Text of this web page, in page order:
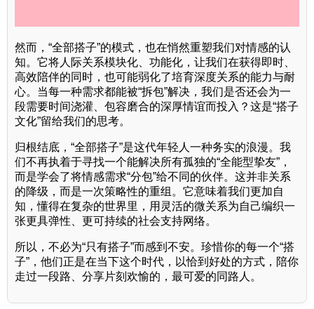
然而，“全部搭子”的模式，也在悄然重塑我们对情感的认
知。它将人际关系模块化、功能化，让我们在获得即时、
高效陪伴的同时，也可能弱化了培育深度关系的能力与耐
心。当每一种需求都能被“拆包”解决，我们是否还会为一
段需要时间浇灌、包容磨合的深厚情谊而投入？这是“搭子
文化”留给我们的思考。
归根结底，“全部搭子”是这代年轻人一种务实的浪漫。我
们不再执着于寻找一个能解决所有孤独的“全能型挚友”，
而是学会了将情感需求“分包”给不同的伙伴。这并非关系
的降级，而是一次策略性的重组。它意味着我们更加自
知，懂得在复杂的世界里，用灵活的微关系为自己编织一
张更具弹性、更可持续的社会支持网络。
所以，不必为“只有搭子”而感到不安。珍惜你的每一个“搭
子”，他们正是在当下这个时代，以恰到好处的方式，陪你
走过一段路、分享片刻欢愉的，最可爱的同路人。